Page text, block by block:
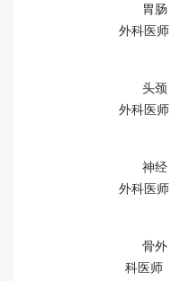
胃肠
外科医师
头颈
外科医师
神经
外科医师
骨外
科医师